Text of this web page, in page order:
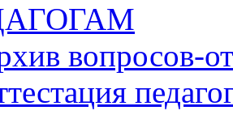
вопросов-